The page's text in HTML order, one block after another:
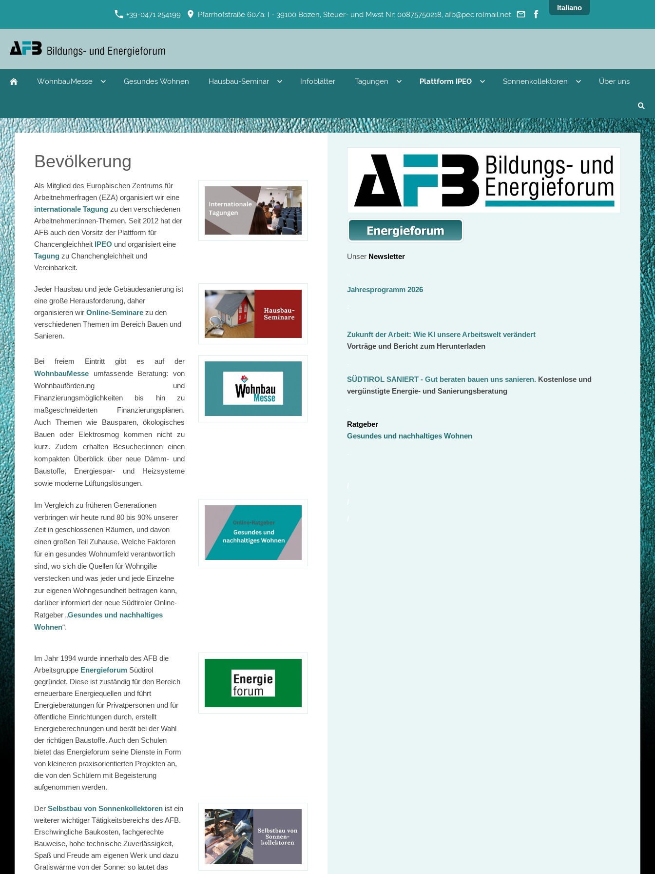
+39-0471 254199 Pfarrhofstraße 60/a; I - 39100 Bozen, Steuer- und Mwst Nr: 00875750218, afb@pec.rolmail.net
WohnbauMesse Gesundes Wohnen Hausbau-Seminar Infoblätter Tagungen Plattform IPEO Sonnenkollektoren Über uns
Bevölkerung
Als Mitglied des Europäischen Zentrums für
Arbeitnehmerfragen (EZA) organisiert wir eine
internationale Tagung zu den verschiedenen
Arbeitnehmer:innen-Themen. Seit 2012 hat der
AFB auch den Vorsitz der Plattform für
Chancengleichheit IPEO und organisiert eine
Tagung zu Chanchengleichheit und
Vereinbarkeit.
Jeder Hausbau und jede Gebäudesanierung ist
eine große Herausforderung, daher
organisieren wir Online-Seminare zu den
verschiedenen Themen im Bereich Bauen und
Sanieren.
Bei freiem Eintritt gibt es auf der
WohnbauMesse umfassende Beratung: von
Wohnbauförderung und
Finanzierungsmöglichkeiten bis hin zu
maßgeschneiderten Finanzierungsplänen.
Auch Themen wie Bausparen, ökologisches
Bauen oder Elektrosmog kommen nicht zu
kurz. Zudem erhalten Besucher:innen einen
kompakten Überblick über neue Dämm- und
Baustoffe, Energiespar- und Heizsysteme
sowie moderne Lüftungslösungen.
Im Vergleich zu früheren Generationen
verbringen wir heute rund 80 bis 90% unserer
Zeit in geschlossenen Räumen, und davon
einen großen Teil Zuhause. Welche Faktoren
für ein gesundes Wohnumfeld verantwortlich
sind, wo sich die Quellen für Wohngifte
verstecken und was jeder und jede Einzelne
zur eigenen Wohngesundheit beitragen kann,
darüber informiert der neue Südtiroler Online-
Ratgeber „Gesundes und nachhaltiges
Wohnen“.
Im Jahr 1994 wurde innerhalb des AFB die
Arbeitsgruppe Energieforum Südtirol
gegründet. Diese ist zuständig für den Bereich
erneuerbare Energiequellen und führt
Energieberatungen für Privatpersonen und für
öffentliche Einrichtungen durch, erstellt
Energieberechnungen und berät bei der Wahl
der richtigen Baustoffe. Auch den Schulen
bietet das Energieforum seine Dienste in Form
von kleineren praxisorientierten Projekten an,
die von den Schülern mit Begeisterung
aufgenommen werden.
Der Selbstbau von Sonnenkollektoren ist ein
weiterer wichtiger Tätigkeitsbereichs des AFB.
Erschwingliche Baukosten, fachgerechte
Bauweise, hohe technische Zuverlässigkeit,
Spaß und Freude am eigenen Werk und dazu
Gratiswärme von der Sonne: so lautet das
Unser Newsletter
Jahresprogramm 2026
Zukunft der Arbeit: Wie KI unsere Arbeitswelt verändert
Vorträge und Bericht zum Herunterladen
SÜDTIROL SANIERT - Gut beraten bauen uns sanieren. Kostenlose und
vergünstigte Energie- und Sanierungsberatung
Ratgeber
Gesundes und nachhaltiges Wohnen
Italiano